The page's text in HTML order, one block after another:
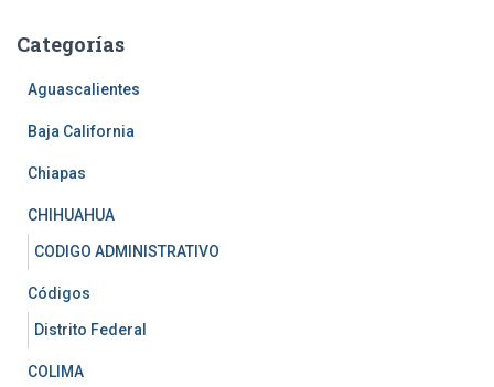
rCategorías
Aguascalientes
Baja California
Chiapas
CHIHUAHUA
CODIGO ADMINISTRATIVO
Códigos
Distrito Federal
COLIMA